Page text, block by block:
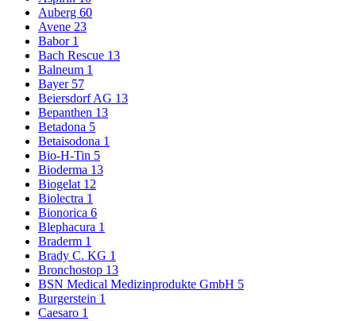
Auberg 60
Avene 23
Babor 1
Bach Rescue 13
Balneum 1
Bayer 57
Beiersdorf AG 13
Bepanthen 13
Betadona 5
Betaisodona 1
Bio-H-Tin 5
Bioderma 13
Biogelat 12
Biolectra 1
Bionorica 6
Blephacura 1
Braderm 1
Brady C. KG 1
Bronchostop 13
BSN Medical Medizinprodukte GmbH 5
Burgerstein 1
Caesaro 1